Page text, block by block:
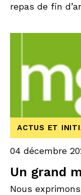
repas de fin
Un grand
ACTUS ET
04 décembre
Nous